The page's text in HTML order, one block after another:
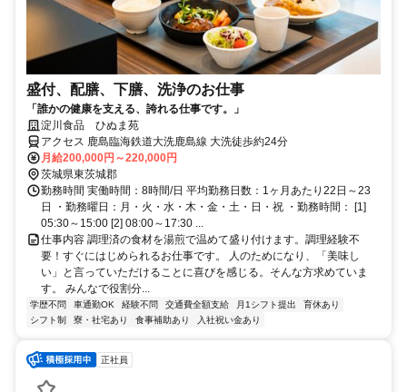
盛付、配膳、下膳、洗浄のお仕事
「誰かの健康を支える、誇れる仕事です。」
淀川食品 ひぬま苑
アクセス 鹿島臨海鉄道大洗鹿島線 大洗徒歩約24分
月給200,000円～220,000円
茨城県東茨城郡
勤務時間 実働時間：8時間/日 平均勤務日数：1ヶ月あたり22日～23
日 ・勤務曜日：月・火・水・木・金・土・日・祝 ・勤務時間： [1]
05:30～15:00 [2] 08:00～17:30 ...
仕事内容 調理済の食材を湯煎で温めて盛り付けます。調理経験不
要！すぐにはじめられるお仕事です。 人のためになり、「美味し
い」と言っていただけることに喜びを感じる。そんな方求めていま
す。 みんなで役割分...
学歴不問 車通勤OK 経験不問 交通費全額支給 月1シフト提出
育休あり
シフト制
寮・社宅あり 食事補助あり 入社祝い金あり
正社員